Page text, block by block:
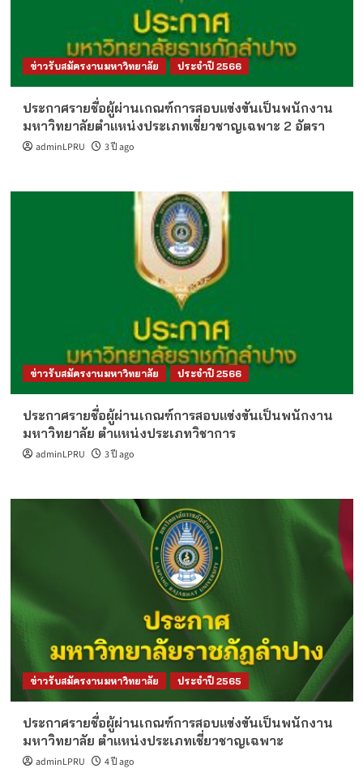
ข่าวรับสมัครงานมหาวิทยาลัย ประจำปี 2566
ประกาศรายชื่อผู้ผ่านเกณฑ์การสอบแข่งขันเป็นพนักงาน
มหาวิทยาลัยตำแหน่งประเภทเชี่ยวชาญเฉพาะ 2 อัตรา
adminLPRU 3 ปี ago
ข่าวรับสมัครงานมหาวิทยาลัย ประจำปี 2566
ประกาศรายชื่อผู้ผ่านเกณฑ์การสอบแข่งขันเป็นพนักงาน
มหาวิทยาลัย ตำแหน่งประเภทวิชาการ
adminLPRU 3 ปี ago
ข่าวรับสมัครงานมหาวิทยาลัย ประจำปี 2565
ประกาศรายชื่อผู้ผ่านเกณฑ์การสอบแข่งขันเป็นพนักงาน
มหาวิทยาลัย ตำแหน่งประเภทเชี่ยวชาญเฉพาะ
adminLPRU 4 ปี ago